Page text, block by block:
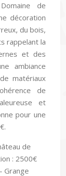
de
décoration
du bois,
rappelant la
et des
ambiance
matériaux
de
et
pour une
de
: 2500€
Grange